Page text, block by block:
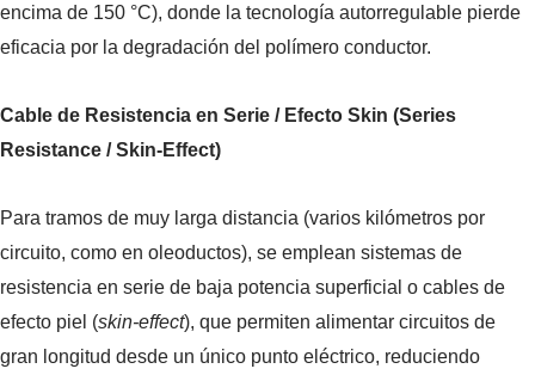
encima de 150 °C), donde la tecnología autorregulable pierde
eficacia por la degradación del polímero conductor.
Cable de Resistencia en Serie / Efecto Skin (Series
Resistance / Skin-Effect)
Para tramos de muy larga distancia (varios kilómetros por
circuito, como en oleoductos), se emplean sistemas de
resistencia en serie de baja potencia superficial o cables de
efecto piel (skin-effect), que permiten alimentar circuitos de
gran longitud desde un único punto eléctrico, reduciendo